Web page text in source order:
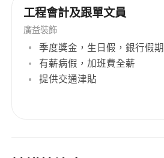
工程會計及跟單文員
廣益裝飾
季度獎金，生日假，銀行假期
有薪病假，加班費全薪
提供交通津貼